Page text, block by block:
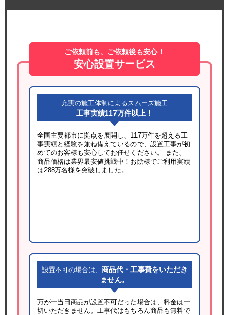
ご依頼前も、ご依頼後も安心！
安心設置サービス
充実の施工体制によるスムーズ施工
工事実績117万件以上！
全国主要都市に拠点を展開し、117万件を超える工
事実績と経験を兼ね備えているので、設置工事が初
めてのお客様も安心してお任せください。 また、
商品価格は業界最安値挑戦中！お陰様でご利用実績
は288万名様を突破しました。
設置不可の場合は、 商品代・工事費をいただき
ません。
万が一当日商品が設置不可だった場合は、料金は一
切いただきません。工事代はもちろん商品も無料で